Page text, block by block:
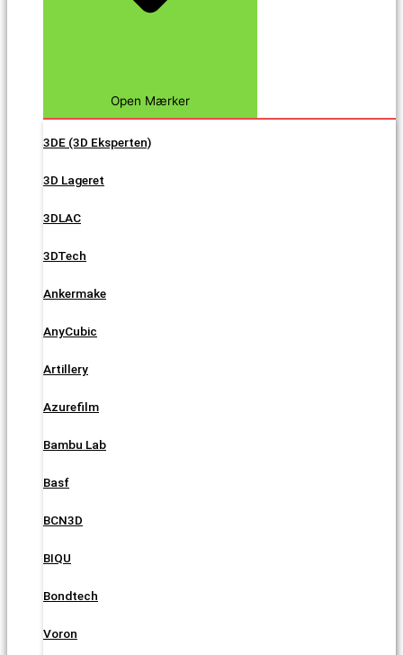
Open Mærker
3DE (3D Eksperten)
3D Lageret
3DLAC
3DTech
Ankermake
AnyCubic
Artillery
Azurefilm
Bambu Lab
Basf
BCN3D
BIQU
Bondtech
Voron